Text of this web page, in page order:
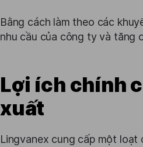
Bằng cách làm theo các
nhu cầu của công ty và tăng
Lợi ích chính
xuất
Lingvanex cung cấp một loạt